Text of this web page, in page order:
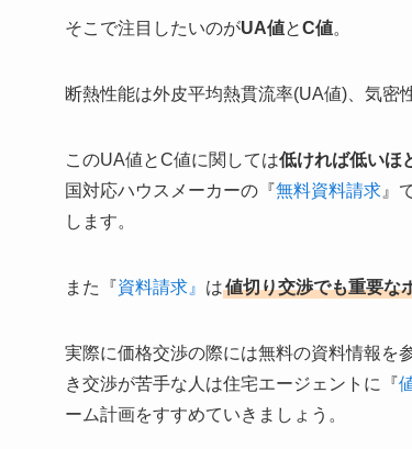
そこで注目したいのがUA値とC値。
断熱性能は外皮平均熱貫流率(UA値)、気
このUA値とC値に関しては低ければ低いほ
国対応ハウスメーカーの『無料資料請求 』
します。
また『資料請求』 は値切り交渉でも重要な
実際に価格交渉の際には無料の資料情報を
き交渉が苦手な人は住宅エージェントに『
ーム計画をすすめていきましょう。